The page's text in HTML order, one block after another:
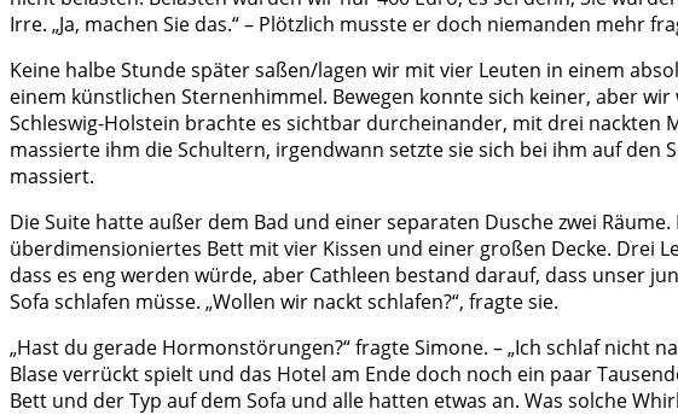
Irre. „Ja, machen Sie das.“ – Plötzlich musste er doch niemanden mehr
Keine halbe Stunde später saßen/lagen wir mit vier Leuten in einem
einem künstlichen Sternenhimmel. Bewegen konnte sich keiner, aber
Schleswig-Holstein brachte es sichtbar durcheinander, mit drei nackten
massierte ihm die Schultern, irgendwann setzte sie sich bei ihm auf den
massiert.
Die Suite hatte außer dem Bad und einer separaten Dusche zwei
überdimensioniertes Bett mit vier Kissen und einer großen Decke. Drei
dass es eng werden würde, aber Cathleen bestand darauf, dass unser
Sofa schlafen müsse. „Wollen wir nackt schlafen?“, fragte sie.
„Hast du gerade Hormonstörungen?“ fragte Simone. – „Ich schlaf nicht
Blase verrückt spielt und das Hotel am Ende doch noch ein paar
Bett und der Typ auf dem Sofa und alle hatten etwas an. Was solche